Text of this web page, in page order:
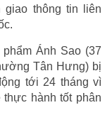
giao thông tin liên
Ánh Sao (37
Tân Hưng) bị
tới 24 tháng vì
hành tốt phân